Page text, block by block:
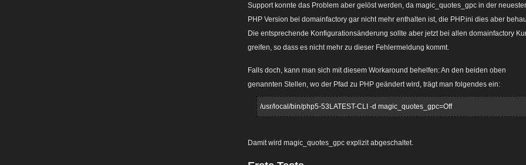
Support konnte das Problem aber gelöst werden, da magic_quotes_gpc in der
PHP Version bei domainfactory gar nicht mehr enthalten ist, die PHP.ini dies aber
Die entsprechende Konfigurationsänderung sollte aber jetzt bei allen domainfactory
greifen, so dass es nicht mehr zu dieser Fehlermeldung kommt.
Falls doch, kann man sich mit diesem Workaround behelfen: An den beiden oben
genannten Stellen, wo der Pfad zu PHP geändert wird, trägt man folgendes ein:
/usr/local/bin/php5-53LATEST-CLI -d magic_quotes_gpc=Off
Damit wird magic_quotes_gpc explizit abgeschaltet.